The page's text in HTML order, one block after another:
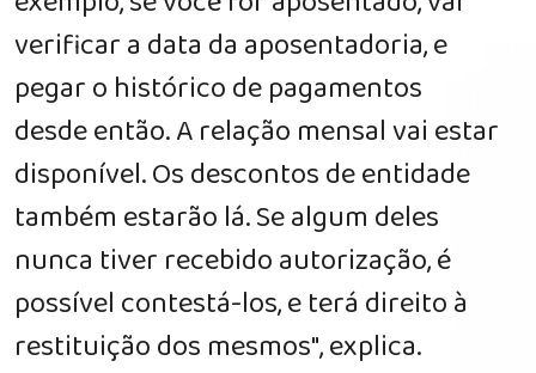
verificar a data da aposentadoria, e
pegar o histórico de pagamentos
desde então. A relação mensal vai estar
disponível. Os descontos de entidade
também estarão lá. Se algum deles
nunca tiver recebido autorização, é
possível contestá-los, e terá direito à
restituição dos mesmos", explica.